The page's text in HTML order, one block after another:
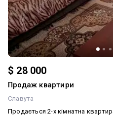
$ 28 000
Продаж квартири
Славута
Продається 2-х кімнатна